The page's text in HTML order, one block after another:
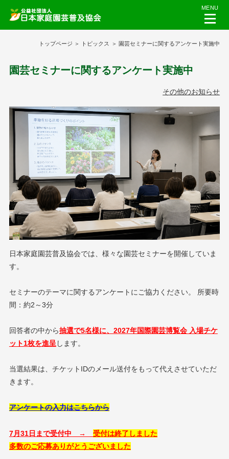
MENU
トップページ トピックス 園芸セミナーに関するアンケート実施中
園芸セミナーに関するアンケート実施中
その他のお知らせ
日本家庭園芸普及協会では、様々な園芸セミナーを開催していま
す。
セミナーのテーマに関するアンケートにご協力ください。 所要時
間：約2～3分
回答者の中から抽選で5名様に、2027年国際園芸博覧会 入場チケ
ット1枚を進呈 します。
当選結果は、チケットIDのメール送付をもって代えさせていただ
きます。
アンケートの入力はこちらから
7月31日まで受付中 → 受付は終了しました
多数のご応募ありがとうございました